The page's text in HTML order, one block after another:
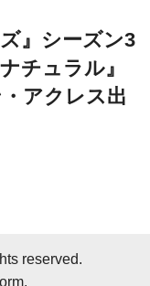
』シーズン3
チュラル』
アクレス出
reserved.
.